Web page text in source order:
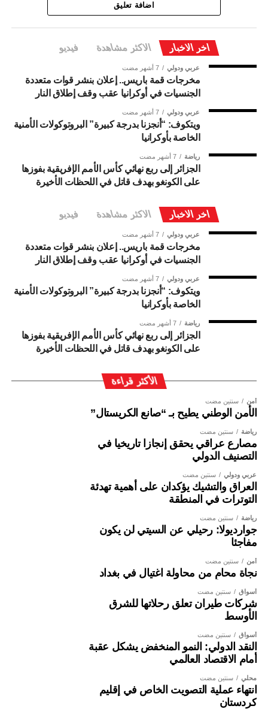
اضافة تعليق
اخر الاخبار الاكثر مشاهدة فيديو
عربي ودولي 7 أشهر مضت
مخرجات قمة باريس.. إعلان بنشر قوات متعددة
الجنسيات في أوكرانيا عقب وقف إطلاق النار
عربي ودولي 7 أشهر مضت
ويتكوف: “أنجزنا بدرجة كبيرة” البروتوكولات الأمنية
الخاصة بأوكرانيا
رياضة 7 أشهر مضت
الجزائر إلى ربع نهائي كأس الأمم الإفريقية بفوزها
على الكونغو بهدف قاتل في اللحظات الأخيرة
اخر الاخبار الاكثر مشاهدة فيديو
عربي ودولي 7 أشهر مضت
مخرجات قمة باريس.. إعلان بنشر قوات متعددة
الجنسيات في أوكرانيا عقب وقف إطلاق النار
عربي ودولي 7 أشهر مضت
ويتكوف: “أنجزنا بدرجة كبيرة” البروتوكولات الأمنية
الخاصة بأوكرانيا
رياضة 7 أشهر مضت
الجزائر إلى ربع نهائي كأس الأمم الإفريقية بفوزها
على الكونغو بهدف قاتل في اللحظات الأخيرة
الأكثر قراءة
أمن سنتين مضت
الأمن الوطني يطيح بـ “صانع الكريستال”
رياضة سنتين مضت
مصارع عراقي يحقق إنجازا تاريخيا في
التصنيف الدولي
عربي ودولي سنتين مضت
العراق والتشيك يؤكدان على أهمية تهدئة
التوترات في المنطقة
رياضة سنتين مضت
جوارديولا: رحيلي عن السيتي لن يكون
مفاجئا
أمن سنتين مضت
نجاة محامٍ من محاولة اغتيال في بغداد
أسواق سنتين مضت
شركات طيران تعلق رحلاتها للشرق
الأوسط
أسواق سنتين مضت
النقد الدولي: النمو المنخفض يشكل عقبة
أمام الاقتصاد العالمي
محلي سنتين مضت
انتهاء عملية التصويت الخاص في إقليم
كردستان